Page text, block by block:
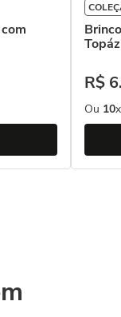
R$ 6.
Ou 10